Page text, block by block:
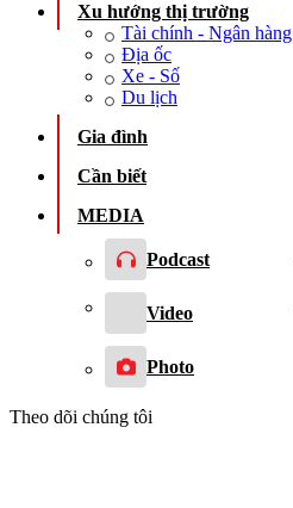
Xu hướng thị trường
Tài chính - Ngân hàng
Địa ốc
Xe - Số
Du lịch
Gia đình
Cần biết
MEDIA
Podcast
Video
Photo
Theo dõi chúng tôi